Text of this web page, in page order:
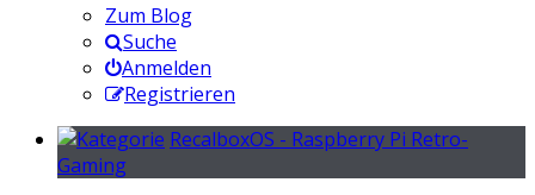
Zum Blog
Suche
Anmelden
Registrieren
RecalboxOS - Raspberry Pi Retro-
Gaming